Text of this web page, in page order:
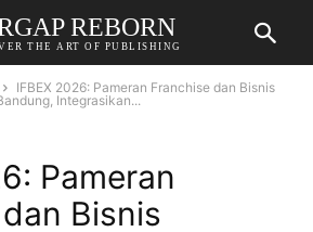
REBORN
THE ART OF PUBLISHING
IFBEX 2026: Pameran Franchise dan Bisnis
Integrasikan...
Pameran
Bisnis